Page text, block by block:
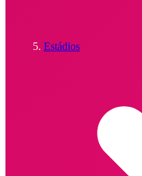
Estádios